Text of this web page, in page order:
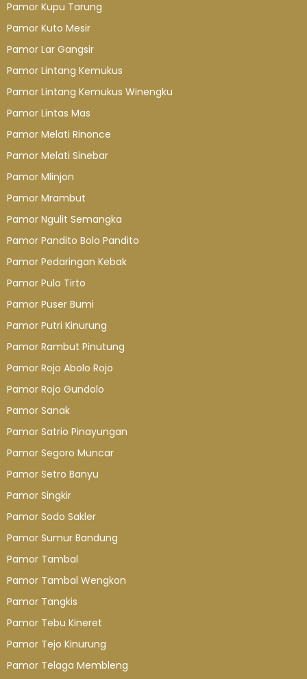
Pamor Kupu Tarung
Pamor Kuto Mesir
Pamor Lar Gangsir
Pamor Lintang Kemukus
Pamor Lintang Kemukus Winengku
Pamor Lintas Mas
Pamor Melati Rinonce
Pamor Melati Sinebar
Pamor Mlinjon
Pamor Mrambut
Pamor Ngulit Semangka
Pamor Pandito Bolo Pandito
Pamor Pedaringan Kebak
Pamor Pulo Tirto
Pamor Puser Bumi
Pamor Putri Kinurung
Pamor Rambut Pinutung
Pamor Rojo Abolo Rojo
Pamor Rojo Gundolo
Pamor Sanak
Pamor Satrio Pinayungan
Pamor Segoro Muncar
Pamor Setro Banyu
Pamor Singkir
Pamor Sodo Sakler
Pamor Sumur Bandung
Pamor Tambal
Pamor Tambal Wengkon
Pamor Tangkis
Pamor Tebu Kineret
Pamor Tejo Kinurung
Pamor Telaga Membleng